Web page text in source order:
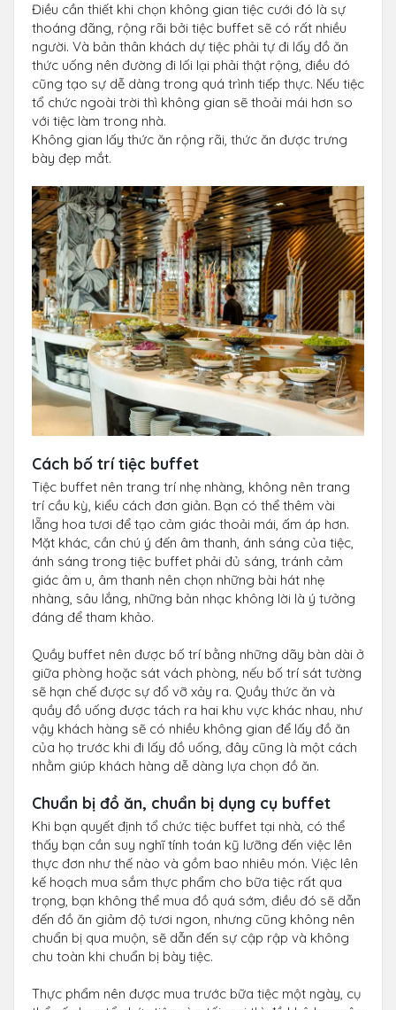
Điều cần thiết khi chọn không gian tiệc cưới đó là sự
thoáng đãng, rộng rãi bởi tiệc buffet sẽ có rất nhiều
người. Và bản thân khách dự tiệc phải tự đi lấy đồ ăn
thức uống nên đường đi lối lại phải thật rộng, điều đó
cũng tạo sự dễ dàng trong quá trình tiếp thực. Nếu tiệc
tổ chức ngoài trời thì không gian sẽ thoải mái hơn so
với tiệc làm trong nhà.
Không gian lấy thức ăn rộng rãi, thức ăn được trưng
bày đẹp mắt.
Cách bố trí tiệc buffet
Tiệc buffet nên trang trí nhẹ nhàng, không nên trang
trí cầu kỳ, kiểu cách đơn giản. Bạn có thể thêm vài
lẵng hoa tươi để tạo cảm giác thoải mái, ấm áp hơn.
Mặt khác, cần chú ý đến âm thanh, ánh sáng của tiệc,
ánh sáng trong tiệc buffet phải đủ sáng, tránh cảm
giác âm u, âm thanh nên chọn những bài hát nhẹ
nhàng, sâu lắng, những bản nhạc không lời là ý tưởng
đáng để tham khảo.
Quầy buffet nên được bố trí bằng những dãy bàn dài ở
giữa phòng hoặc sát vách phòng, nếu bố trí sát tường
sẽ hạn chế được sự đổ vỡ xảy ra. Quầy thức ăn và
quầy đồ uống được tách ra hai khu vực khác nhau, như
vậy khách hàng sẽ có nhiều không gian để lấy đồ ăn
của họ trước khi đi lấy đồ uống, đây cũng là một cách
nhằm giúp khách hàng dễ dàng lựa chọn đồ ăn.
Chuẩn bị đồ ăn, chuẩn bị dụng cụ buffet
Khi bạn quyết định tổ chức tiệc buffet tại nhà, có thể
thấy bạn cần suy nghĩ tính toán kỹ lưỡng đến việc lên
thực đơn như thế nào và gồm bao nhiêu món. Việc lên
kế hoạch mua sắm thực phẩm cho bữa tiệc rất qua
trọng, bạn không thể mua đồ quá sớm, điều đó sẽ dẫn
đến đồ ăn giảm độ tươi ngon, nhưng cũng không nên
chuẩn bị qua muộn, sẽ dẫn đến sự cập rập và không
chu toàn khi chuẩn bị bày tiệc.
Thực phẩm nên được mua trước bữa tiệc một ngày, cụ